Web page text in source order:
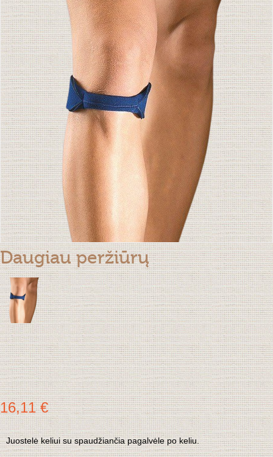
Daugiau peržiūrų
16,11 €
Juostelė keliui su spaudžiančia pagalvėle po keliu.